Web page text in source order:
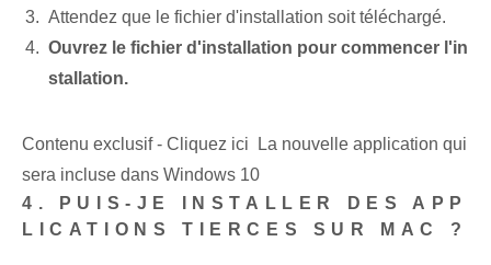
Attendez que le fichier d'installation soit téléchargé.
Ouvrez le fichier d'installation pour commencer l'in
stallation.
Contenu exclusif - Cliquez ici La nouvelle application qui
sera incluse dans Windows 10
4. PUIS-JE INSTALLER DES APP
LICATIONS TIERCES SUR MAC ?